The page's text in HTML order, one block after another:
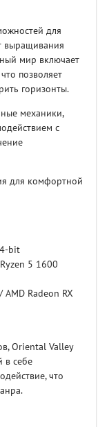
для
выращивания
мир включает
позволяет
горизонты.
механики,
с
для комфортной
bit
5 1600
AMD Radeon RX
Oriental Valley
в себе
что